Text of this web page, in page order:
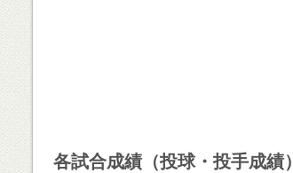
各試合成績（投球・投手成績）